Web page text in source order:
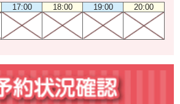
17:00 18:00 19:00 20:00